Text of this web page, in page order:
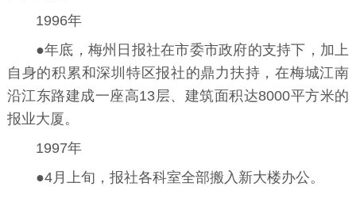
1996年
●年底，梅州日报社在市委市政府的支持下，加上
自身的积累和深圳特区报社的鼎力扶持，在梅城江南
沿江东路建成一座高13层、建筑面积达8000平方米的
报业大厦。
1997年
●4月上旬，报社各科室全部搬入新大楼办公。